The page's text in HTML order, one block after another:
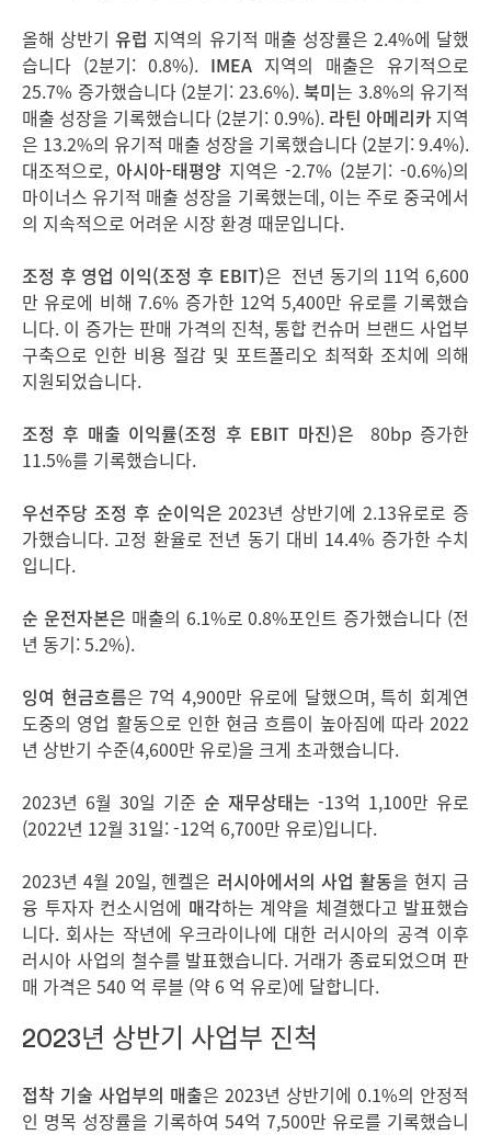
올해 상반기유럽 지역의 유기적 매출 성장률은 2.4%에 달했
습니다 (2분기: 0.8%). IMEA 지역의 매출은 유기적으로
25.7% 증가했습니다 (2분기: 23.6%).북미는 3.8%의 유기적
매출 성장을 기록했습니다 (2분기: 0.9%). 라틴 아메리카지역
은 13.2%의 유기적 매출 성장을 기록했습니다 (2분기: 9.4%).
대조적으로, 아시아-태평양 지역은 -2.7% (2분기: -0.6%)의
마이너스 유기적 매출 성장을 기록했는데, 이는 주로 중국에서
의 지속적으로 어려운 시장 환경 때문입니다.
조정 후 영업 이익(조정 후 EBIT)은 전년 동기의 11억 6,600
만 유로에 비해 7.6% 증가한 12억 5,400만 유로를 기록했습
니다. 이 증가는 판매 가격의 진척, 통합 컨슈머 브랜드 사업부
구축으로 인한 비용 절감 및 포트폴리오 최적화 조치에 의해
지원되었습니다.
조정 후 매출 이익률(조정 후 EBIT 마진)은
80bp 증가한
11.5%를 기록했습니다.
우선주당 조정 후 순이익은 2023년 상반기에 2.13유로로 증
가했습니다. 고정 환율로 전년 동기 대비 14.4% 증가한 수치
입니다.
순 운전자본은 매출의 6.1%로 0.8%포인트 증가했습니다 (전
년 동기: 5.2%).
잉여 현금흐름은 7억 4,900만 유로에 달했으며, 특히 회계연
도중의 영업 활동으로 인한 현금 흐름이 높아짐에 따라 2022
년 상반기 수준(4,600만 유로)을 크게 초과했습니다.
2023년 6월 30일 기준 순 재무상태는 -13억 1,100만 유로
(2022년 12월 31일: -12억 6,700만 유로)입니다.
2023년 4월 20일, 헨켈은 러시아에서의 사업 활동을 현지 금
융 투자자 컨소시엄에 매각하는 계약을 체결했다고 발표했습
니다. 회사는 작년에 우크라이나에 대한 러시아의 공격 이후
러시아 사업의 철수를 발표했습니다. 거래가 종료되었으며 판
매 가격은 540 억 루블 (약 6 억 유로)에 달합니다.
2023년 상반기 사업부 진척
접착 기술 사업부의 매출은 2023년 상반기에 0.1%의 안정적
인 명목 성장률을 기록하여 54억 7,500만 유로를 기록했습니